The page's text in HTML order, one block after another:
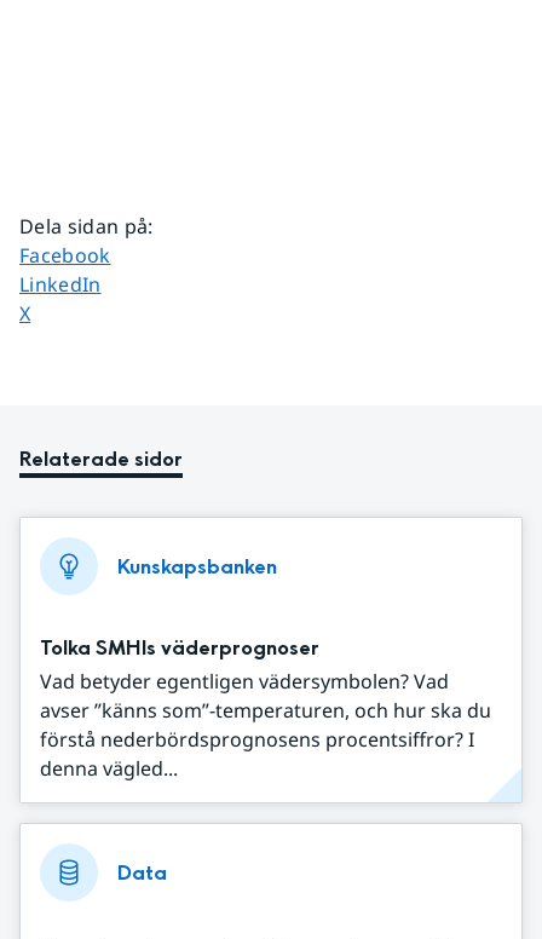
Dela sidan på:
Dela sidan på
Facebook
Dela sidan på
LinkedIn
Dela sidan på
X
Relaterade sidor
Kunskapsbanken
Tolka SMHIs väderprognoser
Vad betyder egentligen vädersymbolen? Vad
avser ”känns som”-temperaturen, och hur ska du
förstå nederbördsprognosens procentsiffror? I
denna vägled...
Data